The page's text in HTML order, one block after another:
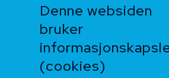
Denne websiden
bruker
(cookies)
Heis